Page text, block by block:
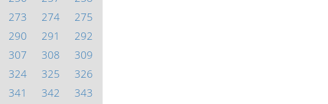
273 274
275
290 291
292
307 308
309
324 325
326
341 342
343